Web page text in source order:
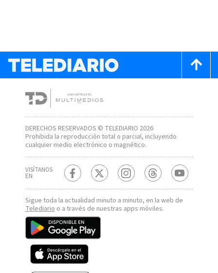
DERECHOS RESERVADOS © TELEDIARIO 2026
Prohibida la reproducción total o parcial, incluyendo
cualquier medio electrónico o magnético.
VISÍTANOS
EN
Sigue toda la actualidad minuto a minuto, en la web de
Telediarioo a través de nuestras apps móviles.